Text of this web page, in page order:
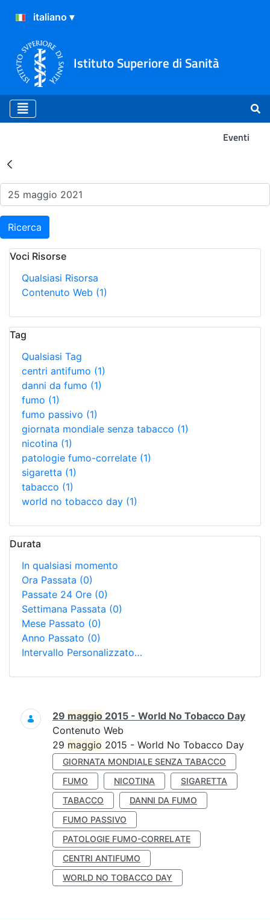
Istituto Superiore di Sanità
Eventi
Risultati della Ricerca -
Ricerca
Voci Risorse
Qualsiasi Risorsa
Contenuto Web (1)
Tag
Qualsiasi Tag
centri antifumo (1)
danni da fumo (1)
fumo (1)
fumo passivo (1)
giornata mondiale senza tabacco (1)
nicotina (1)
patologie fumo-correlate (1)
sigaretta (1)
tabacco (1)
world no tobacco day (1)
Durata
In qualsiasi momento
Ora Passata (0)
Passate 24 Ore (0)
Settimana Passata (0)
Mese Passato (0)
Anno Passato (0)
Intervallo Personalizzato…
Ricerca
29 maggio 2015 - World No Tobacco Day
Contenuto Web
29 maggio 2015 - World No Tobacco Day
GIORNATA MONDIALE SENZA TABACCO
FUMO
NICOTINA
SIGARETTA
TABACCO
DANNI DA FUMO
FUMO PASSIVO
PATOLOGIE FUMO-CORRELATE
CENTRI ANTIFUMO
WORLD NO TOBACCO DAY